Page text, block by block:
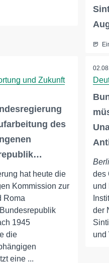
und Zukunft
des
hat heute die
Kommission zur
Roma
1945
die
eine ...
des
und
der
und